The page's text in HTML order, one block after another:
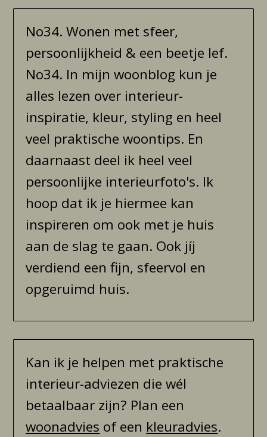
No34. Wonen met sfeer,
persoonlijkheid & een beetje lef.
No34. In mijn woonblog kun je
alles lezen over interieur-
inspiratie, kleur, styling en heel
veel praktische woontips. En
daarnaast deel ik heel veel
persoonlijke interieurfoto's. Ik
hoop dat ik je hiermee kan
inspireren om ook met je huis
aan de slag te gaan. Ook jíj
verdiend een fijn, sfeervol en
opgeruimd huis.
Kan ik je helpen met praktische
interieur-adviezen die wél
betaalbaar zijn? Plan een
woonadvies of een kleuradvies.